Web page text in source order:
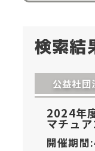
検索結
公益社団
2024年
マチュ
開催期間